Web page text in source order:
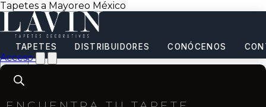
Tapetes a Mayoreo México
TAPETES DISTRIBUIDORES CONÓCENOS
Acceso
Products
search